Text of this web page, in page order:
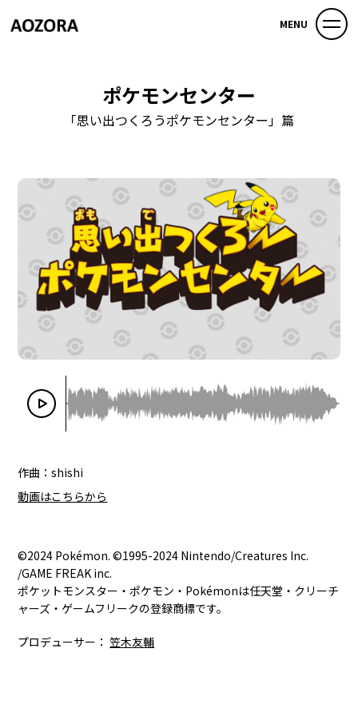
MENU
ポケモンセンター
「思い出つくろうポケモンセンター」篇
作曲：shishi
動画はこちらから
©2024 Pokémon. ©1995-2024 Nintendo/Creatures Inc.
/GAME FREAK inc.
ポケットモンスター・ポケモン・Pokémonは任天堂・クリーチ
ャーズ・ゲームフリークの登録商標です。
プロデューサー：笠木友輔